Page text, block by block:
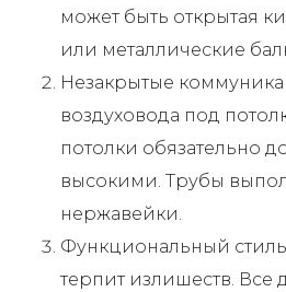
может быть открытая
или металлические
Незакрытые
воздуховода под
потолки обязательно
высокими. Трубы
нержавейки.
Функциональный
терпит излишеств. Все